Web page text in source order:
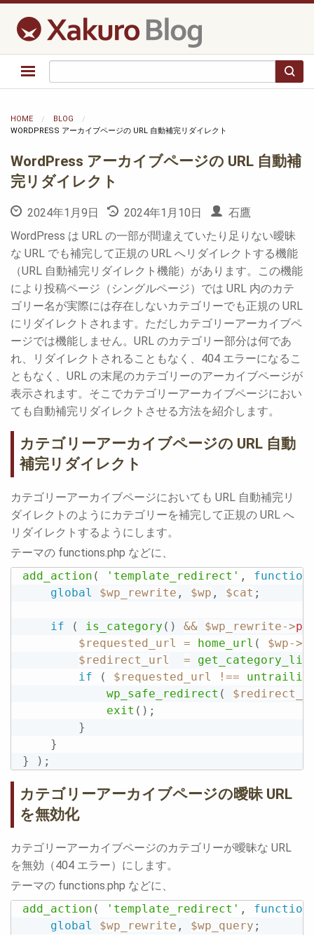
HOME
BLOG
WORDPRESS アーカイブページの URL 自動補完リダイレクト
WordPress アーカイブページの URL 自動補
完リダイレクト
2024年1月9日 2024年1月10日
石鷹
WordPress は URL の一部が間違えていたり足りない曖昧
な URL でも補完して正規の URL へリダイレクトする機能
（URL 自動補完リダイレクト機能）があります。この機能
により投稿ページ（シングルページ）では URL 内のカテ
ゴリー名が実際には存在しないカテゴリーでも正規の URL
にリダイレクトされます。ただしカテゴリーアーカイブペ
ージでは機能しません。URL のカテゴリー部分は何であ
れ、リダイレクトされることもなく、404 エラーになるこ
ともなく、URL の末尾のカテゴリーのアーカイブページが
表示されます。そこでカテゴリーアーカイブページにおい
ても自動補完リダイレクトさせる方法を紹介します。
カテゴリーアーカイブページの URL 自動
補完リダイレクト
カテゴリーアーカイブページにおいても URL 自動補完リ
ダイレクトのようにカテゴリーを補完して正規の URL へ
リダイレクトするようにします。
テーマの functions.php などに、
add_action ( 'template_redirect' , function
global
$wp_rewrite , $wp , $cat ;
if ( is_category ( ) && $wp_rewrite->
$requested_url
= home_url ( $wp->
$redirect_url
=
if
( $requested_url !==
wp_safe_redirect (
exit ( ) ;
}
}
}
) ;
カテゴリーアーカイブページの曖昧 URL
を無効化
カテゴリーアーカイブページのカテゴリーが曖昧な URL
を無効（404 エラー）にします。
テーマの functions.php などに、
add_action ( 'template_redirect' , function
global
$wp_rewrite , $wp_query ;